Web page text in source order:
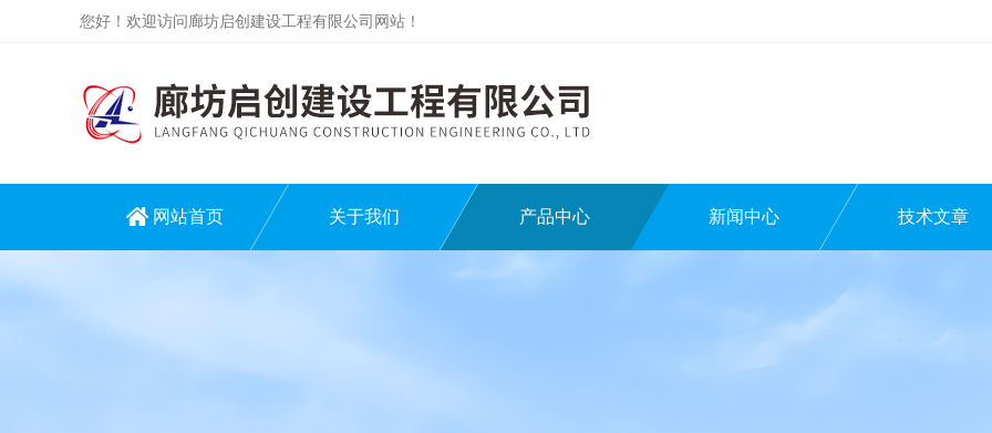
您好！欢迎访问廊坊启创建设工程有限公司网站！
网站首页 关于我们 产品中心 新闻中心 技术文章